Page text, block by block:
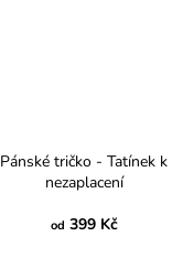
Pánské tričko - Tatínek k
nezaplacení
od 399 Kč